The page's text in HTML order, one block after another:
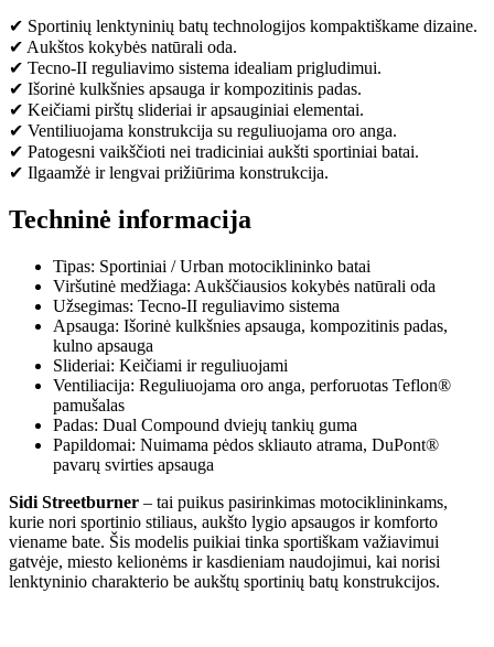
✔ Sportinių lenktyninių batų technologijos kompaktiškame dizaine.
✔ Aukštos kokybės natūrali oda.
✔ Tecno-II reguliavimo sistema idealiam prigludimui.
✔ Išorinė kulkšnies apsauga ir kompozitinis padas.
✔ Keičiami pirštų slideriai ir apsauginiai elementai.
✔ Ventiliuojama konstrukcija su reguliuojama oro anga.
✔ Patogesni vaikščioti nei tradiciniai aukšti sportiniai batai.
✔ Ilgaamžė ir lengvai prižiūrima konstrukcija.
Techninė informacija
Tipas: Sportiniai / Urban motociklininko batai
Viršutinė medžiaga: Aukščiausios kokybės natūrali oda
Užsegimas: Tecno-II reguliavimo sistema
Apsauga: Išorinė kulkšnies apsauga, kompozitinis padas,
kulno apsauga
Slideriai: Keičiami ir reguliuojami
Ventiliacija: Reguliuojama oro anga, perforuotas Teflon®
pamušalas
Padas: Dual Compound dviejų tankių guma
Papildomai: Nuimama pėdos skliauto atrama, DuPont®
pavarų svirties apsauga
Sidi Streetburner – tai puikus pasirinkimas motociklininkams,
kurie nori sportinio stiliaus, aukšto lygio apsaugos ir komforto
viename bate. Šis modelis puikiai tinka sportiškam važiavimui
gatvėje, miesto kelionėms ir kasdieniam naudojimui, kai norisi
lenktyninio charakterio be aukštų sportinių batų konstrukcijos.